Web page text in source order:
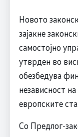
Новото
зајакне
самостојно
утврден во
обезбедува
независност
европските
Со Предлог-